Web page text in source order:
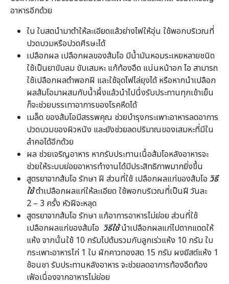
อาหารอีกด้วย
ใบ ใบสดนำมาตำให้ละเอียดแล้วย่างไฟให้อุ่น ใช้พอกบริเวณที่
ปวดบวมหรือปวดศีรษะได้
เปลือกผล เปลือกผลของส้มโอ มีน้ำมันหอมระเหยหลายชนิด
ใช้เป็นยาขับลม ขับเสมหะ แก้ท้องอืด แน่นหน้าอก ไอ สามารถ
ใช้เปลือกผลตำพอกฝี และใช้จุดไฟไล่ยุงได้ หรือหากนำเปลือก
ผลส้มโอมาผสมกับน้ำผึ้งแล้วนำไปนึ่งรับประทานทุกเช้าเย็น
ก็จะช่วยบรรเทาอาการของโรคหืดได้
เมล็ด ของส้มโอมีสรรพคุณ ช่วยบำรุงกระเพาะอาหารลดอาการ
ปวดบวมของผิวหนัง และยังช่วยลดปริมาณของเสมหะที่มีใน
ลำคอได้อีกด้วย
ผล ช่วยเจริญอาหาร หากรับประทานเนื้อส้มโอหลังอาหารจะ
ช่วยให้ระบบย่อยอาหารทำงานได้มีประสิทธิภาพมากยิ่งขึ้น
สูตรยาจากส้มโอ รักษา ฝี ส่วนที่ใช้ เปลือกผลแก่ของส้มโอ วิธี
ใช้ตำเปลือกผลแก่ให้ละเอียด ใช้พอกบริเวณที่เป็นฝี วันละ
2 – 3 ครั้ง หัวฝีจะหลุด
สูตรยาจากส้มโอ รักษา แก้อาการอาหารไม่ย่อย ส่วนที่ใช้
เปลือกผลแก่ของส้มโอ วิธีใช้นำเปลือกผลแก่ไปตากแดดให้
แห้ง จากนั้นใช้ 10 กรัมไปต้มรวมกับลูกเร่วแห้ง 10 กรัม ใบ
กระเพาะอาหารไก่ 1 ใบ ผักคาวทองสด 15 กรัม ผงยีสต์แห้ง 1
ช้อนชา รับประทานหลังอาหาร จะช่วยลดอาการท้องอืดท้อง
เฟ้อเนื่องจากอาหารไม่ย่อย